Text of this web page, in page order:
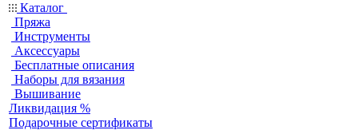
Каталог
Пряжа
Инструменты
Аксессуары
Бесплатные описания
Наборы для вязания
Вышивание
Ликвидация %
Подарочные сертификаты